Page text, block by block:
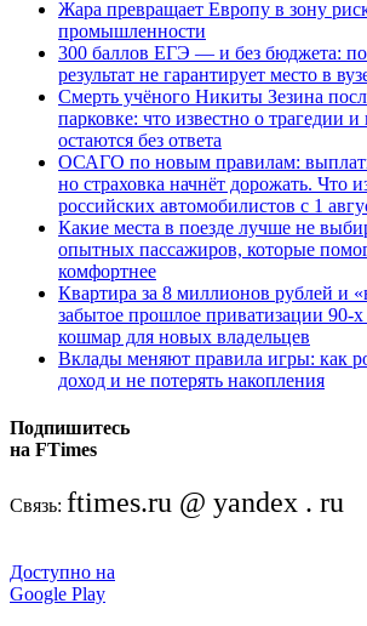
Жара превращает Европу в зону
промышленности
300 баллов ЕГЭ — и без бюджета:
результат не гарантирует место в
Смерть учёного Никиты Зезина
парковке: что известно о трагедии
остаются без ответа
ОСАГО по новым правилам:
но страховка начнёт дорожать. Что
российских автомобилистов с 1
Какие места в поезде лучше не
опытных пассажиров, которые
комфортнее
Квартира за 8 миллионов рублей и
забытое прошлое приватизации 90-х
кошмар для новых владельцев
Вклады меняют правила игры: как
доход и не потерять накопления
Подпишитесь
на FTimes
Связь: ftimes.ru @ yandex . ru
Доступно на
Google Play